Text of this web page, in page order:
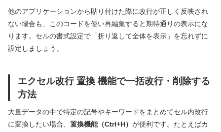
他のアプリケーションから貼り付けた際に改行が正しく反映され
ない場合も、このコードを使い再編集すると期待通りの表示にな
ります。セルの書式設定で「折り返して全体を表示」を忘れずに
設定しましょう。
エクセル改行 置換 機能で一括改行・削除する
方法
大量データの中で特定の記号やキーワードをまとめてセル内改行
に変換したい場合、 置換機能（Ctrl+H） が便利です。たとえばカ